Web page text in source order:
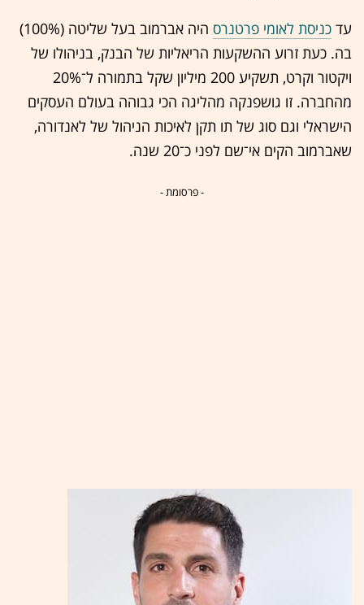
עד כניסת לאומי פרטנרס
היה אברמוב בעל שליטה (100%)
בה. כעת זרוע ההשקעות הריאליות של הבנק, בניהולו של
ויקטור וקרט, תשקיע 200 מיליון שקל בתמורה ל־20%
מהחברה. זו גושפנקה מהליגה הכי גבוהה בעולם העסקים
הישראלי וגם סוג של תו תקן לאיכות הניהול של לאנדורה,
שאברמוב הקים אי־שם לפני כ־20 שנה.
- פרסומת -